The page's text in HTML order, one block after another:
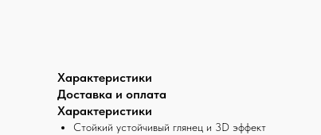
Характеристики
Доставка и оплата
Характеристики
Стойкий устойчивый глянец и 3D эффект